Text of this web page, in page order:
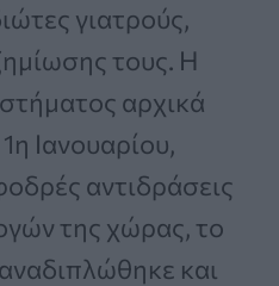
γιατρούς,
τους. Η
αρχικά
Ιανουαρίου,
αντιδράσεις
της χώρας, το
και